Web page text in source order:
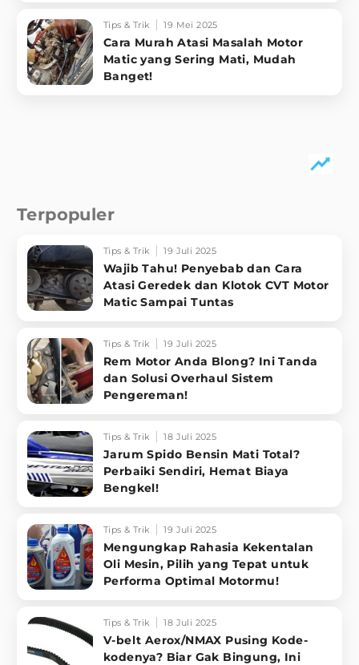
Tips & Trik 19 Mei 2025
Cara Murah Atasi Masalah Motor
Matic yang Sering Mati, Mudah
Banget!
Terpopuler
Tips & Trik 19 Juli 2025
Wajib Tahu! Penyebab dan Cara
Atasi Geredek dan Klotok CVT Motor
Matic Sampai Tuntas
Tips & Trik 19 Juli 2025
Rem Motor Anda Blong? Ini Tanda
dan Solusi Overhaul Sistem
Pengereman!
Tips & Trik 18 Juli 2025
Jarum Spido Bensin Mati Total?
Perbaiki Sendiri, Hemat Biaya
Bengkel!
Tips & Trik 19 Juli 2025
Mengungkap Rahasia Kekentalan
Oli Mesin, Pilih yang Tepat untuk
Performa Optimal Motormu!
Tips & Trik 18 Juli 2025
V-belt Aerox/NMAX Pusing Kode-
kodenya? Biar Gak Bingung, Ini